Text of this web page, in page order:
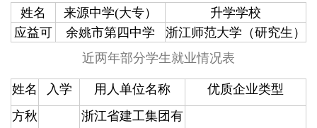
姓名 来源中学(大专）
升学学校
应益可
余姚市第四中学 浙江师范大学（研究生）
近两年部分学生就业情况表
姓名 入学 用人单位名称
优质企业类型
方秋
浙江省建工集团有